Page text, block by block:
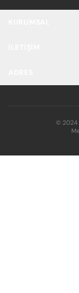
© 2024